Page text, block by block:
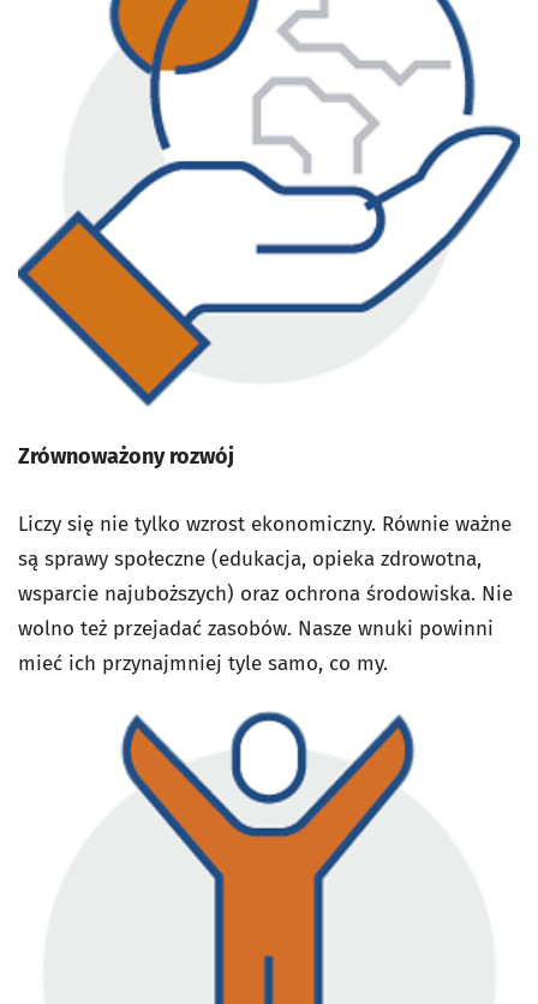
Zrównoważony rozwój
Liczy się nie tylko wzrost ekonomiczny. Równie ważne
są sprawy społeczne (edukacja, opieka zdrowotna,
wsparcie najuboższych) oraz ochrona środowiska. Nie
wolno też przejadać zasobów. Nasze wnuki powinni
mieć ich przynajmniej tyle samo, co my.